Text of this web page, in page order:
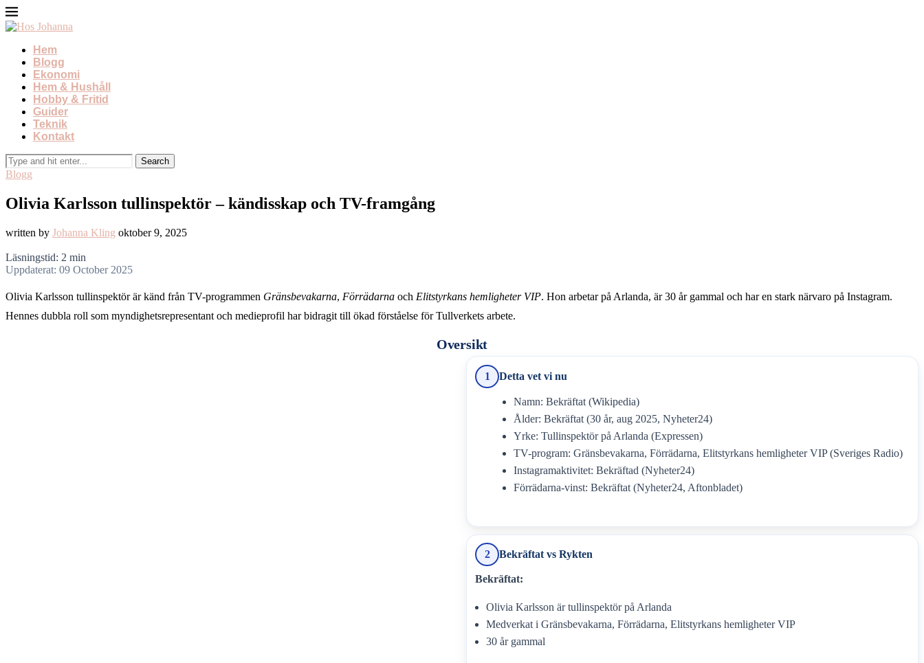
Hem
Blogg
Ekonomi
Hem & Hushåll
Hobby & Fritid
Guider
Teknik
Kontakt
Blogg
Olivia Karlsson tullinspektör – kändisskap och TV-framgång
written by Johanna Kling oktober 9, 2025
Läsningstid: 2 min
Uppdaterat: 09 October 2025
Olivia Karlsson tullinspektör är känd från TV-programmen Gränsbevakarna, Förrädarna och Elitstyrkans hemligheter VIP. Hon arbetar på Arlanda, är 30 år gammal och har en stark närvaro på Instagram.
Hennes dubbla roll som myndighetsrepresentant och medieprofil har bidragit till ökad förståelse för Tullverkets arbete.
Oversikt
1 Detta vet vi nu
Namn: Bekräftat (Wikipedia)
Ålder: Bekräftat (30 år, aug 2025, Nyheter24)
Yrke: Tullinspektör på Arlanda (Expressen)
TV-program: Gränsbevakarna, Förrädarna, Elitstyrkans hemligheter VIP (Sveriges Radio)
Instagramaktivitet: Bekräftad (Nyheter24)
Förrädarna-vinst: Bekräftat (Nyheter24, Aftonbladet)
2 Bekräftat vs Rykten
Bekräftat:
Olivia Karlsson är tullinspektör på Arlanda
Medverkat i Gränsbevakarna, Förrädarna, Elitstyrkans hemligheter VIP
30 år gammal